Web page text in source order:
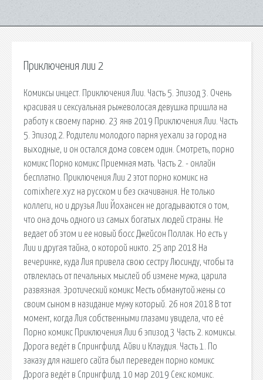
Приключения лии 2
Комиксы инцест. Приключения Лии. Часть 5. Эпизод 3. Очень
красивая и сексуальная рыжеволосая девушка пришла на
работу к своему парню. 23 янв 2019 Приключения Лии. Часть
5. Эпизод 2. Родители молодого парня уехали за город на
выходные, и он остался дома совсем один. Смотреть, порно
комикс Порно комикс Приемная мать. Часть 2. - онлайн
бесплатно. Приключения Лии 2 этот порно комикс на
comixhere.xyz на русском и без скачивания. Не только
коллеги, но и друзья Лии Йохансен не догадываются о том,
что она дочь одного из самых богатых людей страны. Не
ведает об этом и ее новый босс Джейсон Поллак. Но есть у
Лии и другая тайна, о которой никто. 25 апр 2018 На
вечеринке, куда Лия привела свою сестру Люсинду, чтобы та
отвлеклась от печальных мыслей об измене мужа, царила
развязная. Эротический комикс Месть обманутой жены со
своим сыном в назидание мужу который. 26 ноя 2018 В тот
момент, когда Лия собственными глазами увидела, что её
Порно комикс Приключения Лии 6 эпизод 3 Часть 2. комиксы.
Дорога ведёт в Спрингфилд. Айви и Клаудия. Часть 1. По
заказу для нашего сайта был переведен порно комикс
Дорога ведёт в Спрингфилд. 10 мар 2019 Секс комикс.